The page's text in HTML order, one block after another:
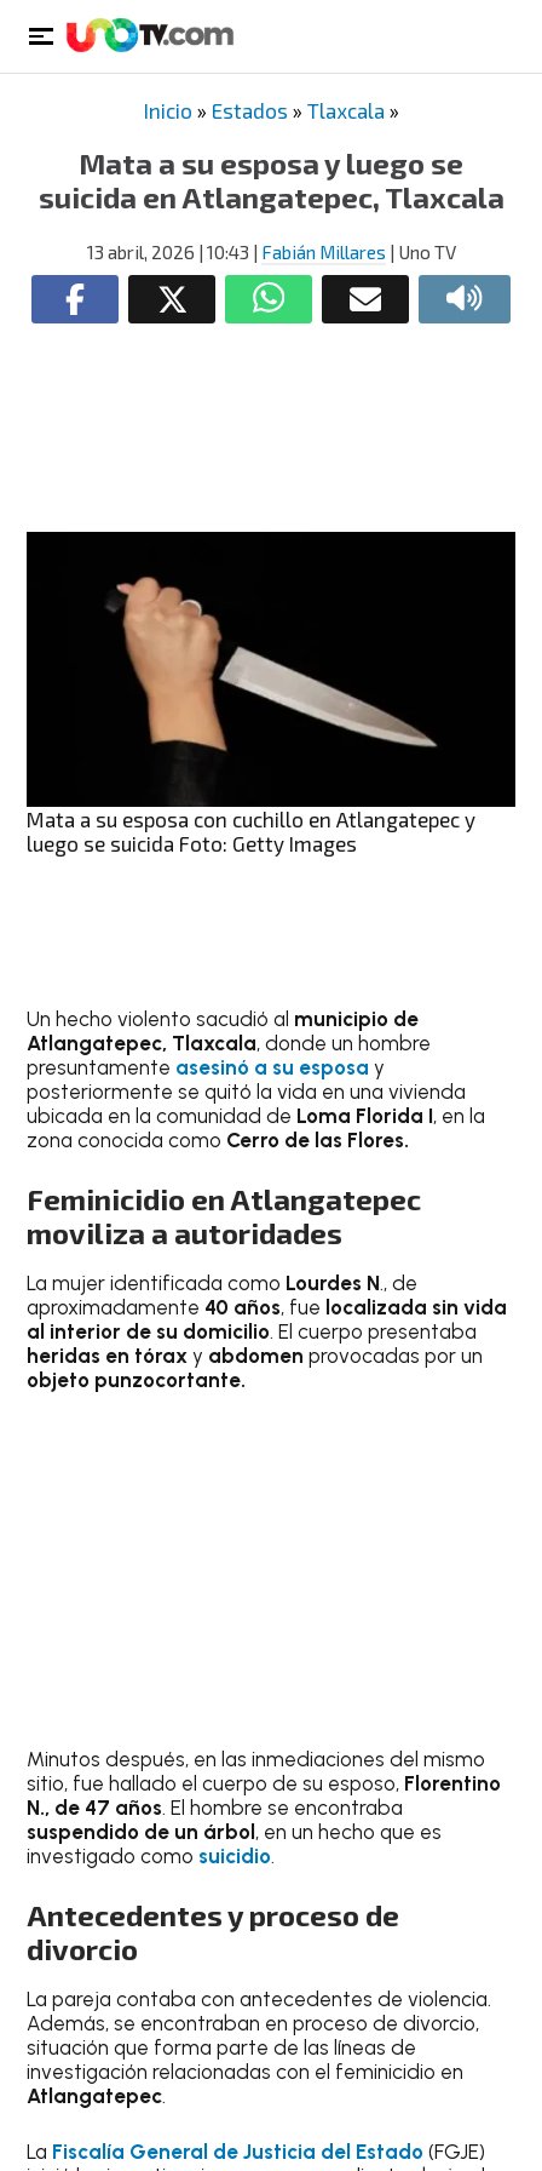
Inicio » Estados » Tlaxcala »
Mata a su esposa y luego se
suicida en Atlangatepec, Tlaxcala
13 abril, 2026 | 10:43 | Fabián Millares | Uno TV
Mata a su esposa con cuchillo en Atlangatepec y
luego se suicida Foto: Getty Images
Un hecho violento sacudió al municipio de
Atlangatepec, Tlaxcala, donde un hombre
presuntamente asesinó a su esposa y
posteriormente se quitó la vida en una vivienda
ubicada en la comunidad de Loma Florida I, en la
zona conocida como Cerro de las Flores.
Feminicidio en Atlangatepec
moviliza a autoridades
La mujer identificada como Lourdes N., de
aproximadamente 40 años, fue localizada sin vida
al interior de su domicilio. El cuerpo presentaba
heridas en tórax y abdomen provocadas por un
objeto punzocortante.
Minutos después, en las inmediaciones del mismo
sitio, fue hallado el cuerpo de su esposo, Florentino
N., de 47 años. El hombre se encontraba
suspendido de un árbol, en un hecho que es
investigado como suicidio.
Antecedentes y proceso de
divorcio
La pareja contaba con antecedentes de violencia.
Además, se encontraban en proceso de divorcio,
situación que forma parte de las líneas de
investigación relacionadas con el feminicidio en
Atlangatepec.
La Fiscalía General de Justicia del Estado (FGJE)